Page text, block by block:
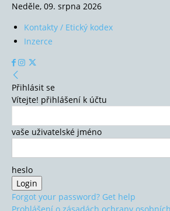
Neděle, 09. srpna 2026
Kontakty / Etický kodex
Inzerce
Přihlásit se
Vítejte! přihlášení k účtu
vaše uživatelské jméno
heslo
Forgot your password? Get help